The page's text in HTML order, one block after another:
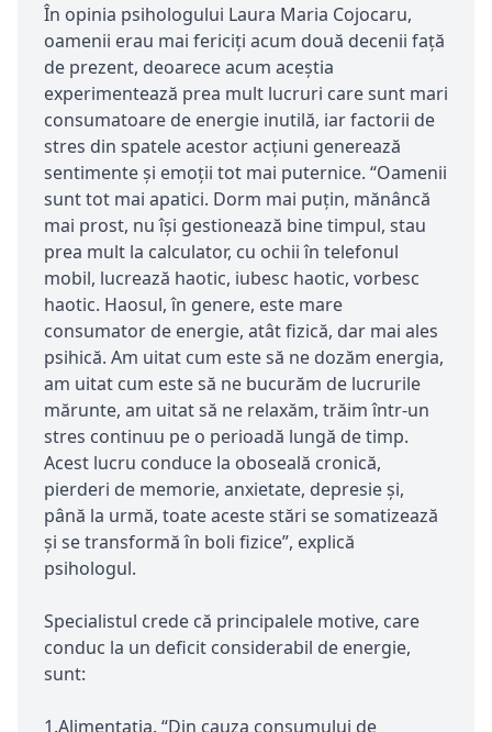
În opinia psihologului Laura Maria Cojocaru,
oamenii erau mai fericiți acum două decenii față
de prezent, deoarece acum aceștia
experimentează prea mult lucruri care sunt mari
consumatoare de energie inutilă, iar factorii de
stres din spatele acestor acțiuni generează
sentimente și emoții tot mai puternice. “Oamenii
sunt tot mai apatici. Dorm mai puțin, mănâncă
mai prost, nu își gestionează bine timpul, stau
prea mult la calculator, cu ochii în telefonul
mobil, lucrează haotic, iubesc haotic, vorbesc
haotic. Haosul, în genere, este mare
consumator de energie, atât fizică, dar mai ales
psihică. Am uitat cum este să ne dozăm energia,
am uitat cum este să ne bucurăm de lucrurile
mărunte, am uitat să ne relaxăm, trăim într-un
stres continuu pe o perioadă lungă de timp.
Acest lucru conduce la oboseală cronică,
pierderi de memorie, anxietate, depresie și,
până la urmă, toate aceste stări se somatizează
și se transformă în boli fizice”, explică
psihologul.
Specialistul crede că principalele motive, care
conduc la un deficit considerabil de energie,
sunt:
1.Alimentația. “Din cauza consumului de